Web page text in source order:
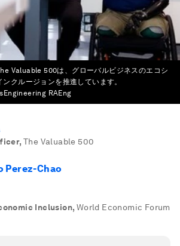
Valuable 500は、グローバルビジネスのエコシ
クルージョンを推進しています。
RAEng
, The Valuable 500
Perez-Chao
Inclusion, World Economic Forum